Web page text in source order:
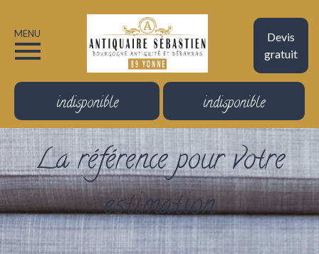
Devis
gratuit
MENU
indisponible indisponible
La référence pour votre
estimation